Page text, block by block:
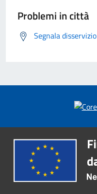
Problemi in città
Segnala disservizio